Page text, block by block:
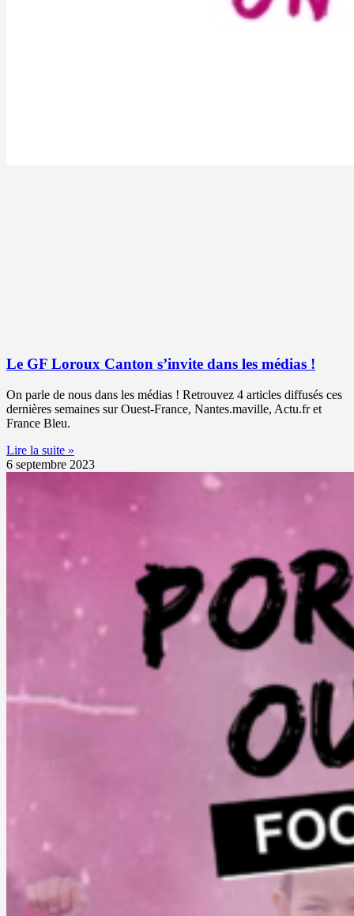
Le GF Loroux Canton s’invite dans les médias !
On parle de nous dans les médias ! Retrouvez 4 articles diffusés ces
dernières semaines sur Ouest-France, Nantes.maville, Actu.fr et
France Bleu.
Lire la suite »
6 septembre 2023